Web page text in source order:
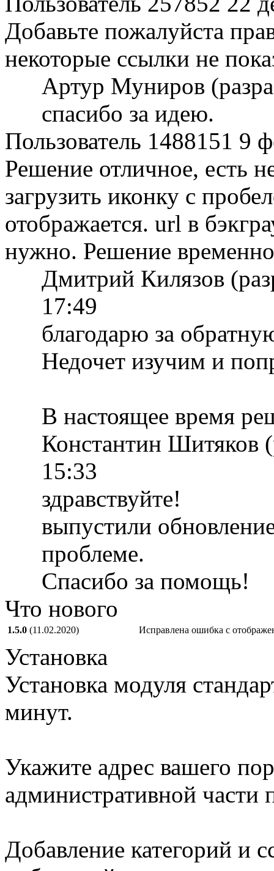
Добавьте пожалуйста
некоторые ссылки не
Артур Муниров
спасибо за идею.
Пользователь 1488151 9
Решение отличное, есть
загрузить иконку с
отображается. url в
нужно. Решение временно
Дмитрий Килязов
17:49
благодарю за
Недочет изучим и
В настоящее время
Константин Шитяков
15:33
здравствуйте!
выпустили
проблеме.
Спасибо за помощь!
Что нового
1.5.0 (11.02.2020) Исправлена ошибка с
Установка
Установка модуля
минут.
Укажите адрес вашего
административной части
Добавление категорий и